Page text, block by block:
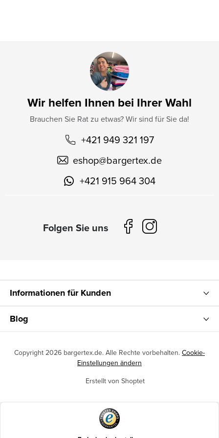
Wir helfen Ihnen bei Ihrer Wahl
Brauchen Sie Rat zu etwas? Wir sind für Sie da!
+421 949 321 197
eshop@bargertex.de
+421 915 964 304
Informationen für Kunden
Blog
Erstellt von Shoptet
Copyright 2026 bargertex.de. Alle Rechte vorbehalten. Cookie-
Einstellungen ändern